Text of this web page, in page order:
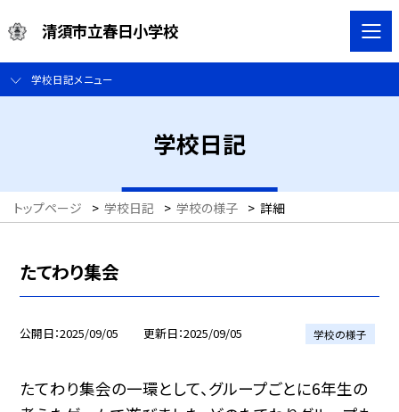
清須市立春日小学校
学校日記メニュー
学校日記
トップページ > 学校日記 > 学校の様子 > 詳細
たてわり集会
公開日 2025/09/05 更新日 2025/09/05 学校の様子
たてわり集会の一環として、グループごとに6年生の